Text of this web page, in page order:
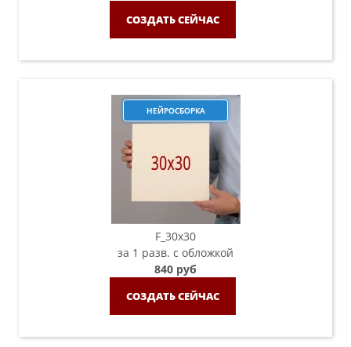
СОЗДАТЬ СЕЙЧАС
НЕЙРОСБОРКА
F_30х30
за 1 разв. с обложкой
840 руб
СОЗДАТЬ СЕЙЧАС